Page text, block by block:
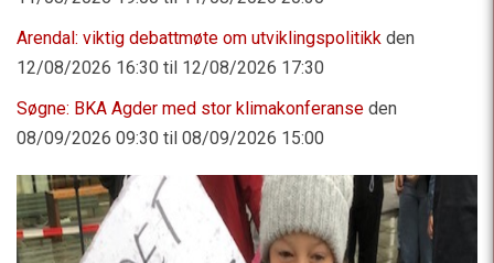
Arendal: viktig debattmøte om utviklingspolitikk den
12/08/2026 16:30 til 12/08/2026 17:30
Søgne: BKA Agder med stor klimakonferanse den
08/09/2026 09:30 til 08/09/2026 15:00